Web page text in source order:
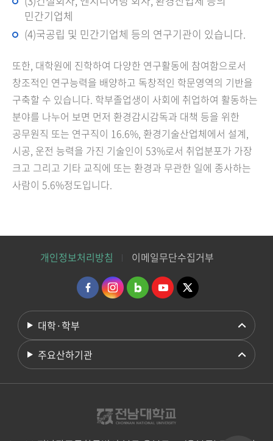
민간기업체
(4)국공립 및 민간기업체 등의 연구기관이 있습니다.
또한, 대학원에 진학하여 다양한 연구활동에 참여함으로서
창조적인 연구능력을 배양하고 독창적인 학문영역의 기반을
구축할 수 있습니다. 학부졸업생이 사회에 취업하여 활동하는
분야를 나누어 보면 먼저 환경감시감독과 대책 등을 위한
공무원직 또는 연구직이 16.6%, 환경기술산업체에서 설계,
시공, 운전 능력을 가진 기술인이 53%로서 취업분포가 가장
크고 그리고 기타 교직에 또는 환경과 무관한 일에 종사하는
사람이 5.6%정도입니다.
개인정보처리방침 이메일무단수집거부
대학·학부
주요산하기관